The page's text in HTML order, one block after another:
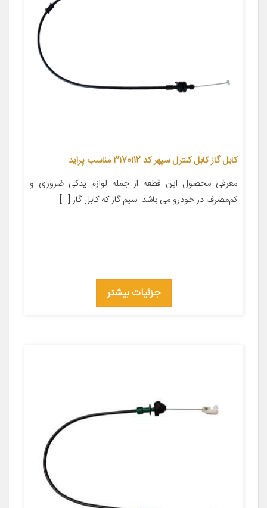
کابل گاز کابل کنترل سپهر کد 3170112 مناسب پراید
معرفی محصول این قطعه از جمله لوازم یدکی ضروری و
کم‌مصرف در خودرو می باشد. سیم گاز که کابل گاز […]
جزئیات بیشتر